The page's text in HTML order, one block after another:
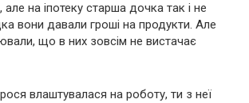
на іпотеку старша дочка так і не
вони давали гроші на продукти. Але
що в них зовсім не вистачає
влаштувалася на роботу, ти з неї